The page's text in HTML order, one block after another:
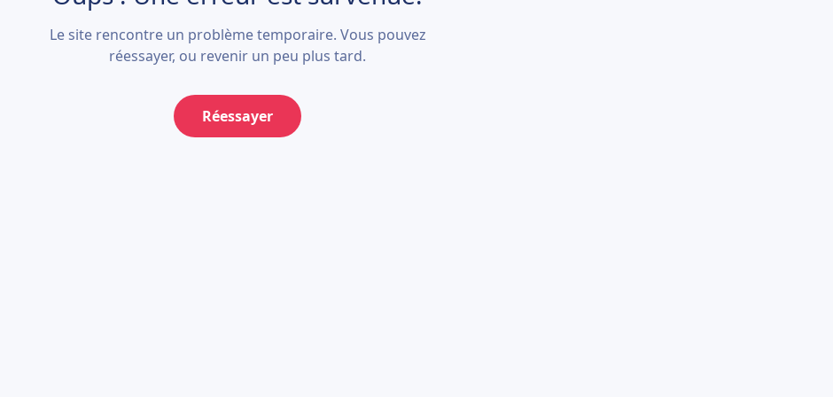
Le site rencontre un problème temporaire. Vous pouvez
réessayer, ou revenir un peu plus tard.
Réessayer